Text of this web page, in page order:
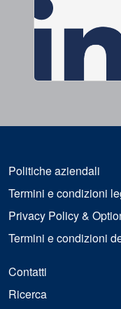
Politiche aziendali
Termini e condizioni
Privacy Policy &
Termini e condizioni
Contatti
Ricerca